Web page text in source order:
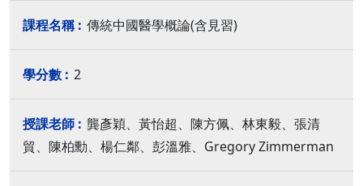
傳統中國醫學概論(含見習)
2
龔彥穎、黃怡超、陳方佩、林東毅、張清
貿、陳柏勳、楊仁鄰、彭溫雅、Gregory Zimmerman